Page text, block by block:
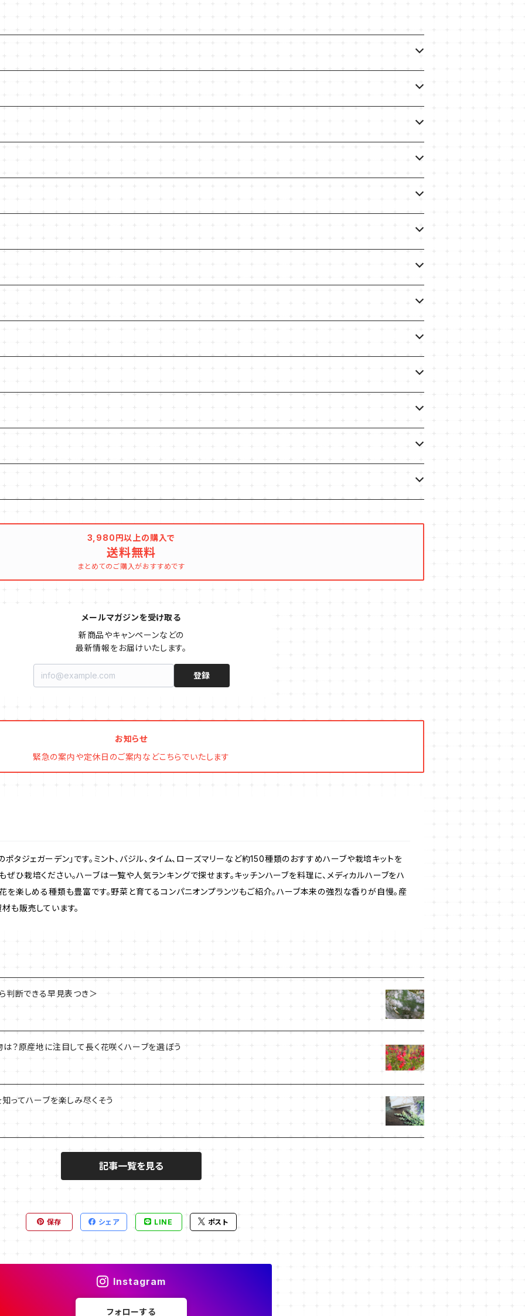
3,980円以上の購入で
送料無料
まとめてのご購入がおすすめです
メールマガジンを受け取る
新商品やキャンペーンなどの
最新情報をお届けいたします。
登録
お知らせ
緊急の案内や定休日のご案内などこちらでいたします
タジェガーデン」です。ミント、バジル、タイム、ローズマリーなど約150種類のおすすめハーブや栽培キットを
ひ栽培ください。ハーブは一覧や人気ランキングで探せます。キッチンハーブを料理に、メディカルハーブをハ
を楽しめる種類も豊富です。野菜と育てるコンパニオンプランツもご紹介。ハーブ本来の強烈な香りが自慢。産
も販売しています。
判断できる早見表つき＞
？原産地に注目して長く花咲くハーブを選ぼう
ってハーブを楽しみ尽くそう
記事一覧を見る
保存 シェア LINE ポスト
Instagram
フォローする